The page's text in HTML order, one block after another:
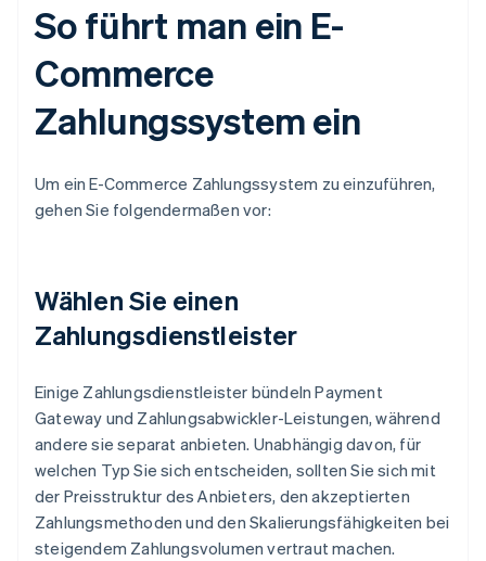
So führt man ein E-
Commerce
Zahlungssystem ein
Um ein E-Commerce Zahlungssystem zu einzuführen,
gehen Sie folgendermaßen vor:
Wählen Sie einen
Zahlungsdienstleister
Einige Zahlungsdienstleister bündeln Payment
Gateway und Zahlungsabwickler-Leistungen, während
andere sie separat anbieten. Unabhängig davon, für
welchen Typ Sie sich entscheiden, sollten Sie sich mit
der Preisstruktur des Anbieters, den akzeptierten
Zahlungsmethoden und den Skalierungsfähigkeiten bei
steigendem Zahlungsvolumen vertraut machen.